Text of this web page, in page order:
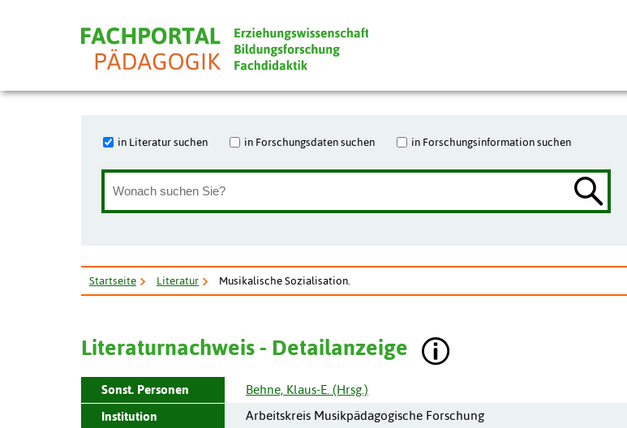
in Literatur suchen in Forschungsdaten suchen in Forschungsinformation suchen
Startseite Literatur Musikalische Sozialisation.
Literaturnachweis - Detailanzeige
Sonst. Personen
Behne, Klaus-E. (Hrsg.)
Institution
Arbeitskreis Musikpädagogische Forschung